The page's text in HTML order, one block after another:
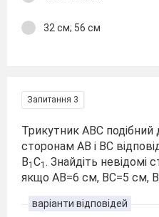
32 см; 56 см
Запитання 3
Трикутник АВС подібний
сторонам АВ і ВС
В1 С1 . Знайдіть невідомі
якщо АВ=6 см, ВС=5 см, В
варіанти відповідей